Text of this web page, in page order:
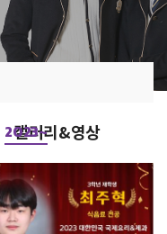
갤러리&영상
2023~